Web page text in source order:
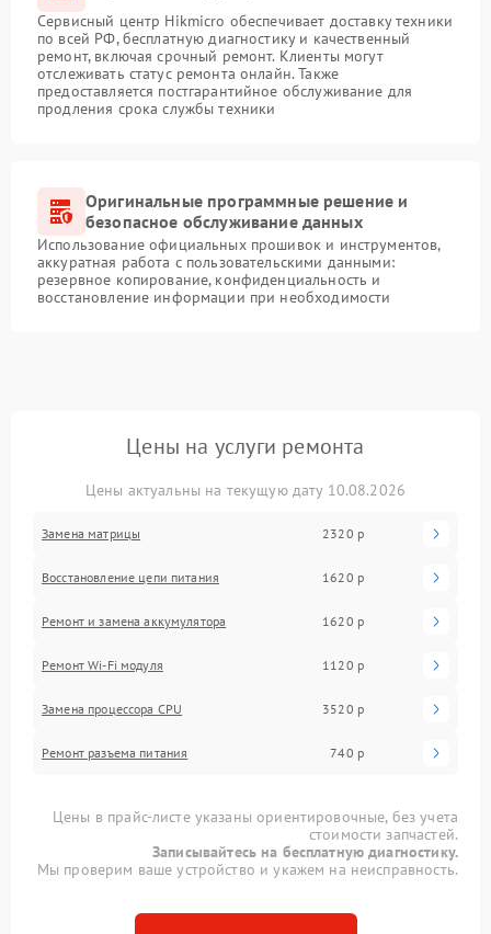
Сервисный центр Hikmicro обеспечивает доставку техники
по всей РФ, бесплатную диагностику и качественный
ремонт, включая срочный ремонт. Клиенты могут
отслеживать статус ремонта онлайн. Также
предоставляется постгарантийное обслуживание для
продления срока службы техники
Оригинальные программные решение и
безопасное обслуживание данных
Использование официальных прошивок и инструментов,
аккуратная работа с пользовательскими данными:
резервное копирование, конфиденциальность и
восстановление информации при необходимости
Цены на услуги ремонта
Цены актуальны на текущую дату 10.08.2026
Замена матрицы 2320 р
Восстановление цепи питания 1620 р
Ремонт и замена аккумулятора 1620 р
Ремонт Wi-Fi модуля 1120 р
Замена процессора CPU 3520 р
Ремонт разъема питания 740 р
Цены в прайс-листе указаны ориентировочные, без учета
стоимости запчастей.
Записывайтесь на бесплатную диагностику.
Мы проверим ваше устройство и укажем на неисправность.